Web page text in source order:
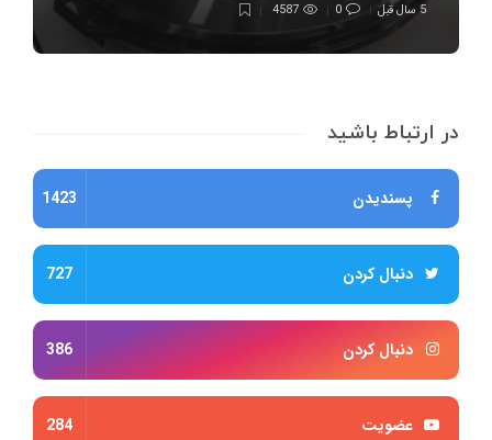
5 سال قبل 0
4587
در ارتباط باشید
پسندیدن 1423
دنبال کردن 727
دنبال کردن 386
عضویت 284